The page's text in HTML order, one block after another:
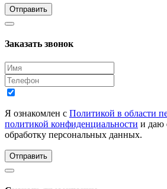
Отправить
Заказать звонок
Я ознакомлен с Политикой в области
политикой конфиденциальности и даю
обработку персональных данных.
Отправить